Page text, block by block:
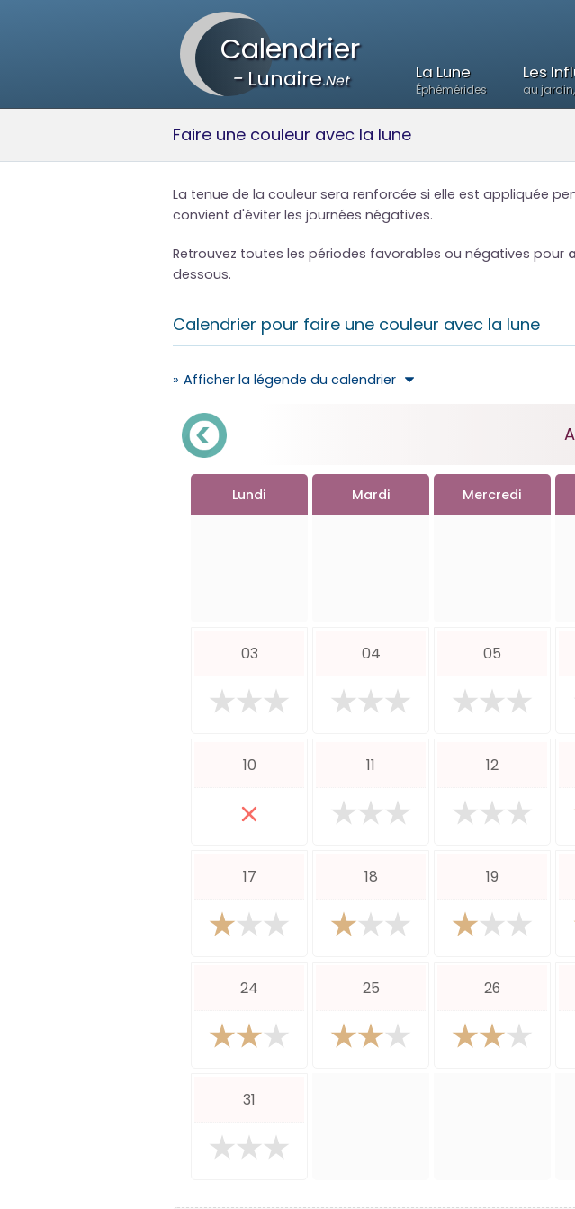
Calendrier
-Lunaire.Net La Lune
Éphémérides
Les
au
Faire une couleur avec la lune
La tenue de la couleur sera renforcée si elle est appliquée
convient d'éviter les journées négatives.
Retrouvez toutes les périodes favorables ou négatives pour
dessous.
Calendrier pour faire une couleur avec la lune
Afficher la légende du calendrier
Lundi Mardi Mercredi
03 04 05
10 11 12
17 18 19
24 25 26
31